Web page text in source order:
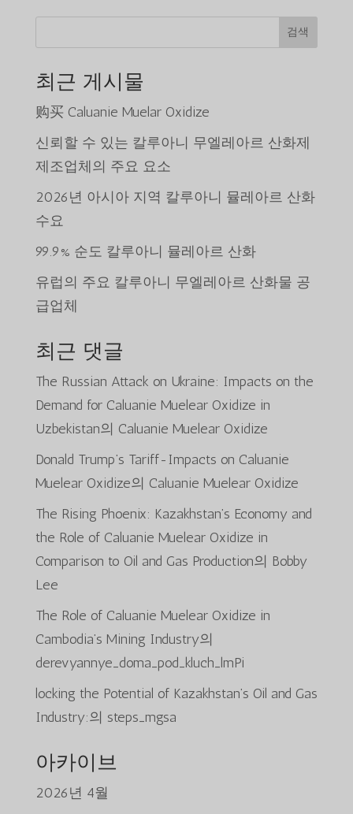
검색
최근 게시물
购买 Caluanie Muelar Oxidize
신뢰할 수 있는 칼루아니 무엘레아르 산화제
제조업체의 주요 요소
2026년 아시아 지역 칼루아니 뮬레아르 산화
수요
99.9% 순도 칼루아니 뮬레아르 산화
유럽의 주요 칼루아니 무엘레아르 산화물 공
급업체
최근 댓글
The Russian Attack on Ukraine: Impacts on the
Demand for Caluanie Muelear Oxidize in
Uzbekistan의 Caluanie Muelear Oxidize
Donald Trump’s Tariff-Impacts on Caluanie
Muelear Oxidize의 Caluanie Muelear Oxidize
The Rising Phoenix: Kazakhstan’s Economy and
the Role of Caluanie Muelear Oxidize in
Comparison to Oil and Gas Production의 Bobby
Lee
The Role of Caluanie Muelear Oxidize in
Cambodia’s Mining Industry의
derevyannye_doma_pod_kluch_lmPi
locking the Potential of Kazakhstan’s Oil and Gas
Industry:의 steps_mgsa
아카이브
2026년 4월